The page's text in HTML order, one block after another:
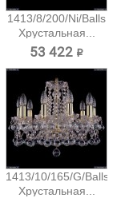
1413/8/200/Ni/Balls
Хрустальная...
53 422 ₽
1413/10/165/G/Balls
Хрустальная...